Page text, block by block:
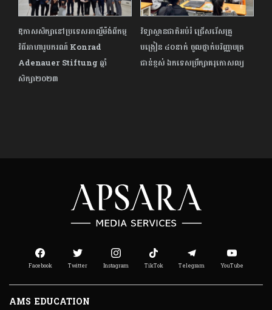
ឱកាសសិក្សានៅប្រទេសអាល្លឺម៉ង់ពីកម្ម
វិធីអាហារូបករណ៍ Konrad
Adenauer Stiftung ឆ្នាំ
សិក្សា២០២៣
វិទ្យាស្ថានជាតិអប់រំ ជ្រើសរើសគ្រូ
បង្រៀន ៤០នាក់ ចូលថ្នាក់បរិញ្ញាបត្រ
ជាន់ខ្ពស់ ឯកទេសប្រឹក្សាគរុកោសល្យ
Facebook Twitter Instagram TikTok Telegram YouTube
AMS EDUCATION